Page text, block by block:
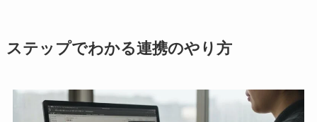
ステップでわかる連携のやり方